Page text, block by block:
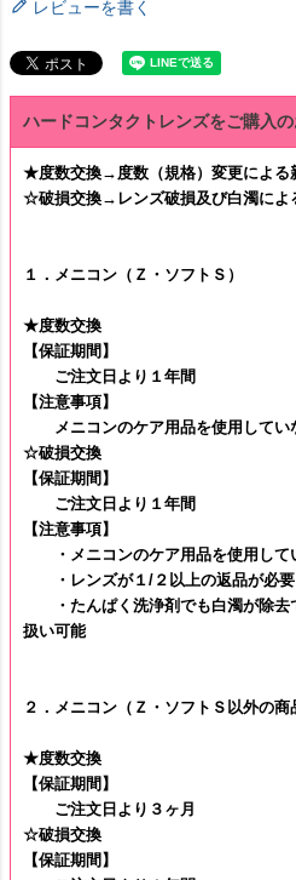
レビューを書く
ハードコンタクトレンズをご購入の
★度数交換→度数（規格）変更による
☆破損交換→レンズ破損及び白濁によ
１．メニコン（Ｚ・ソフトＳ）
★度数交換
【保証期間】
ご注文日より１年間
【注意事項】
メニコンのケア用品を使用してい
☆破損交換
【保証期間】
ご注文日より１年間
【注意事項】
・メニコンのケア用品を使用して
・レンズが１/２以上の返品が必要
・たんぱく洗浄剤でも白濁が除去
扱い可能
２．メニコン（Ｚ・ソフトＳ以外の商
★度数交換
【保証期間】
ご注文日より３ヶ月
☆破損交換
【保証期間】